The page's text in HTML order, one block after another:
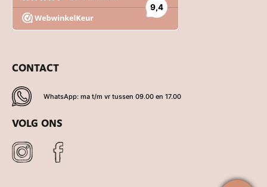
CONTACT
WhatsApp: ma t/m vr tussen 09.00 en 17.00
VOLG ONS